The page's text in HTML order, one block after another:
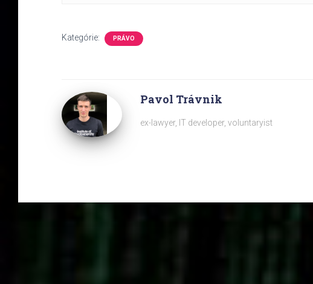
Kategórie: PRÁVO
Pavol Trávnik
ex-lawyer, IT developer, voluntaryist